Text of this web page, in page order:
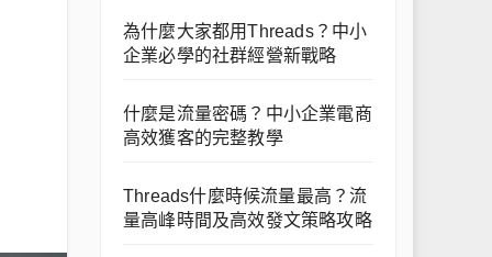
為什麼大家都用Threads？中小
企業必學的社群經營新戰略
什麼是流量密碼？中小企業電商
高效獲客的完整教學
Threads什麼時候流量最高？流
量高峰時間及高效發文策略攻略